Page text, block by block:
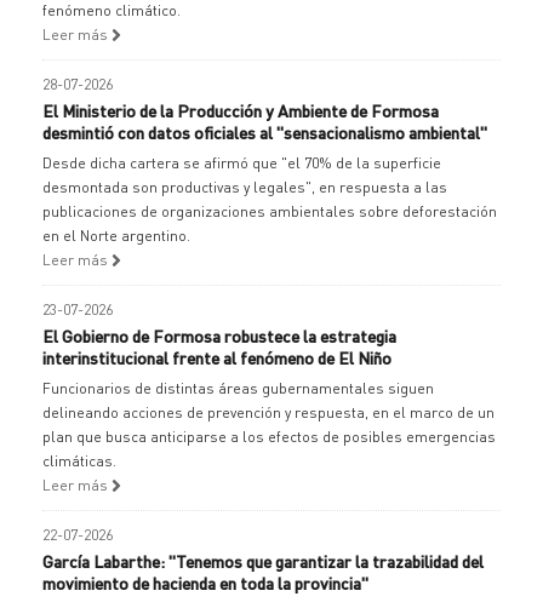
fenómeno climático.
Leer más
28-07-2026
El Ministerio de la Producción y Ambiente de Formosa
desmintió con datos oficiales al "sensacionalismo ambiental"
Desde dicha cartera se afirmó que "el 70% de la superficie
desmontada son productivas y legales", en respuesta a las
publicaciones de organizaciones ambientales sobre deforestación
en el Norte argentino.
Leer más
23-07-2026
El Gobierno de Formosa robustece la estrategia
interinstitucional frente al fenómeno de El Niño
Funcionarios de distintas áreas gubernamentales siguen
delineando acciones de prevención y respuesta, en el marco de un
plan que busca anticiparse a los efectos de posibles emergencias
climáticas.
Leer más
22-07-2026
García Labarthe: "Tenemos que garantizar la trazabilidad del
movimiento de hacienda en toda la provincia"